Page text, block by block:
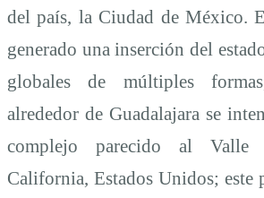
del país, la Ciudad de México.
generado una inserción del
globales de múltiples
alrededor de Guadalajara se
complejo parecido al
California, Estados Unidos; este